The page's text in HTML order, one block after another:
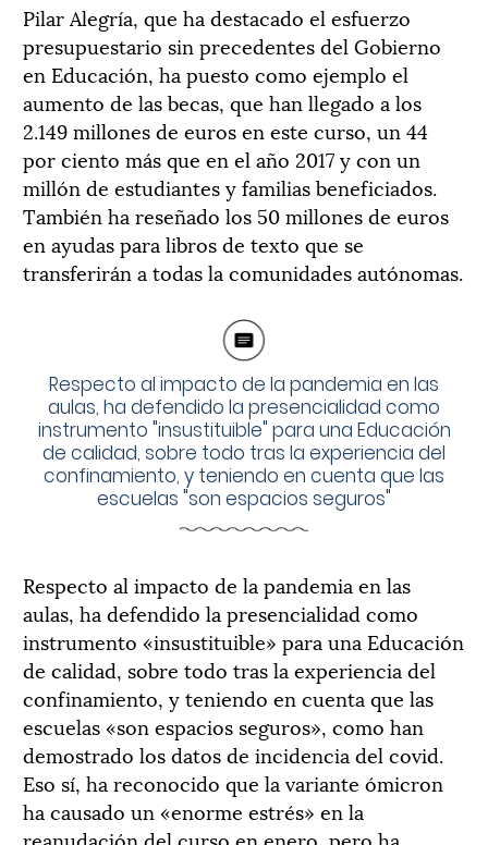
Pilar Alegría, que ha destacado el esfuerzo
presupuestario sin precedentes del Gobierno
en Educación, ha puesto como ejemplo el
aumento de las becas, que han llegado a los
2.149 millones de euros en este curso, un 44
por ciento más que en el año 2017 y con un
millón de estudiantes y familias beneficiados.
También ha reseñado los 50 millones de euros
en ayudas para libros de texto que se
transferirán a todas la comunidades autónomas.
Respecto al impacto de la pandemia en las
aulas, ha defendido la presencialidad como
instrumento "insustituible" para una Educación
de calidad, sobre todo tras la experiencia del
confinamiento, y teniendo en cuenta que las
escuelas "son espacios seguros"
Respecto al impacto de la pandemia en las
aulas, ha defendido la presencialidad como
instrumento «insustituible» para una Educación
de calidad, sobre todo tras la experiencia del
confinamiento, y teniendo en cuenta que las
escuelas «son espacios seguros», como han
demostrado los datos de incidencia del covid.
Eso sí, ha reconocido que la variante ómicron
ha causado un «enorme estrés» en la
reanudación del curso en enero, pero ha